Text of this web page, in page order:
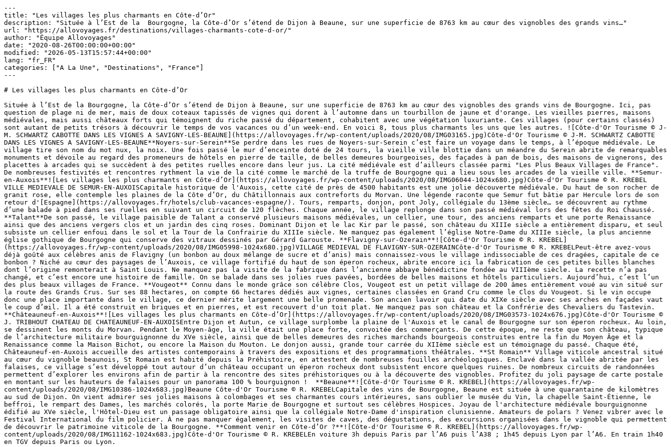
---
title: "Les villages les plus charmants en Côte-d’Or"
description: "Située à l’Est de la  Bourgogne, la Côte-d’Or s’étend de Dijon à Beaune, sur une superficie de 8763 km au cœur des vignobles des grands vins…"
url: "https://allovoyages.fr/destinations/villages-charmants-cote-d-or/"
author: "Équipe Allovoyages"
date: "2020-08-26T00:00:00+00:00"
modified: "2026-05-13T15:57:44+00:00"
lang: "fr_FR"
categories: ["A La Une", "Destinations", "France"]
---
# Les villages les plus charmants en Côte-d’Or
Située à l’Est de la Bourgogne, la Côte-d’Or s’étend de Dijon à Beaune, sur une superficie de 8763 km au cœur des vignobles des grands vins de Bourgogne. Ici, pas
question de plage ni de mer, mais de doux coteaux tapissés de vignes qui dorent à l’automne dans un tourbillon de jaune et d'orange. Les vieilles pierres, maisons
médiévales, mais aussi châteaux forts qui témoignent du riche passé du département, cohabitent avec une végétation luxuriante. Ces villages (pour certains classés)
sont autant de petits trésors à découvrir le temps de vos vacances ou d’un week-end. En voici 8, tous plus charmants les uns que les autres. ![Côte-d'Or Tourisme © J-
M. SCHWARTZ CABOTTE DANS LES VIGNES A SAVIGNY-LES-BEAUNE](https://allovoyages.fr/wp-content/uploads/2020/08/IMG03165.jpg)Côte-d'Or Tourisme © J-M. SCHWARTZ CABOTTE
DANS LES VIGNES A SAVIGNY-LES-BEAUNE**Noyers-sur-Serein**Se perdre dans les rues de Noyers-sur-Serein c’est faire un voyage dans le temps, à l’époque médiévale. Le
village tire son nom du mot nux, la noix. Une fois passé le mur d’enceinte doté de 24 tours, la vieille ville blottie dans un méandre du Serein abrite de remarquables
monuments et dévoile au regard des promeneurs de hôtels en pierre de taille, de belles demeures bourgeoises, des façades à pan de bois, des maisons de vignerons, des
placettes à arcades qui se succèdent à des petites ruelles encore dans leur jus. La cité médiévale est d’ailleurs classée parmi "Les Plus Beaux Villages de France".
De nombreuses festivités et rencontres rythment la vie de la cité comme le marché de la truffe de Bourgogne qui a lieu sous les arcades de la vieille ville. **Semur-
en-Auxois**![Les villages les plus charmants en Côte-d’Or](https://allovoyages.fr/wp-content/uploads/2020/08/IMG06044-1024x680.jpg)Côte-d'Or Tourisme © R. KREBEL
VILLE MEDIEVALE DE SEMUR-EN-AUXOISCapitale historique de l'Auxois, cette cité de près de 4500 habitants est une jolie découverte médiévale. Du haut de son rocher de
granit rose, elle contemple les plaines de la Côte d’Or, du Châtillonnais aux contreforts du Morvan. Une légende raconte que Semur fut bâtie par Hercule lors de son
retour d'[Espagne](https://allovoyages.fr/hotels/club-vacances-espagne/). Tours, remparts, donjon, pont Joly, collégiale du 13ème siècle… se découvrent au rythme
d’une balade à pied dans ses ruelles en suivant un circuit de 120 flèches. Chaque année, le village replonge dans son passé médiéval lors des fêtes du Roi Chaussé.
**Talant**De son passé, le village paisible de Talant a conservé plusieurs maisons médiévales, un cellier, une tour, des anciens remparts et une porte Renaissance
ainsi que des anciens vergers clos et un jardin des cinq roses. Dominant Dijon et le lac Kir par le passé, son château du XIIIe siècle a entièrement disparu, et seul
subsiste un cellier enfoui dans le sol et la Tour de la Confrairie du XIIIe siècle. Ne manquez pas également l’église Notre-Dame du XIIIe siècle, la plus ancienne
église gothique de Bourgogne qui conserve des vitraux dessinés par Gérard Garouste. **Flavigny-sur-Ozerain**![Côte-d'Or Tourisme © R. KREBEL]
(https://allovoyages.fr/wp-content/uploads/2020/08/IMG05998-1024x680.jpg)VILLAGE MEDIEVAL DE FLAVIGNY-SUR-OZERAINCôte-d'Or Tourisme © R. KREBELPeut-être avez-vous
déjà goûté aux célèbres anis de Flavigny (un bonbon au doux mélange de sucre et d’anis) mais connaissez-vous le village indissociable de ces dragées, capitale de ce
bonbon ? Niché au cœur des paysages de l’Auxois, ce village fortifié du haut de son éperon rocheux, abrite encore ici la fabrication de ces petites billes blanches
dont l’origine remonterait à Saint Louis. Ne manquez pas la visite de la fabrique dans l’ancienne abbaye bénédictine fondée au VIIIème siècle. La recette n’a pas
changé, et c’est encore une histoire de famille. On se balade dans ses jolies rues pavées, bordées de belles maisons et hôtels particuliers. Aujourd’hui, c’est l’un
des plus beaux villages de France. **Vougeot** Connu dans le monde grâce son célèbre Clos, Vougeot est un petit village de 200 âmes entièrement voué au vin situé sur
la route des Grands Crus. Sur ses 88 hectares, on compte 66 hectares dédiés aux vignes, certaines classées en Grand Cru comme le Clos du Vougeot. Si le vin occupe
donc une place importante dans le village, ce dernier mérite largement une belle promenade. Son ancien lavoir qui date du XIXe siècle avec ses arches en façades vaut
le coup d’œil. Il a été construit en briques et en pierres, et est recouvert d'un toit plat. Ne manquez pas son château et la Confrérie des Chevaliers du Tastevin.
**Châteauneuf-en-Auxois**![Les villages les plus charmants en Côte-d’Or](https://allovoyages.fr/wp-content/uploads/2020/08/IMG03573-1024x676.jpg)Côte-d'Or Tourisme ©
J. TRIBHOUT CHATEAU DE CHATEAUNEUF-EN-AUXOISEntre Dijon et Autun, ce village surplombe la plaine de l'Auxois et le canal de Bourgogne sur son éperon rocheux. Au loin,
se dessinent les monts du Morvan. Pendant le Moyen-âge, la ville était une place forte, convoitée des commerçants. De cette époque, ne reste que son château, typique
de l’architecture militaire bourguignonne du XVe siècle, ainsi que de belles demeures des riches marchands bourgeois construites entre la fin du Moyen Âge et la
Renaissance comme la Maison Bichot, ou encore la Maison du Mouton. Le donjon aussi, grande tour carrée du XIIème siècle est un témoignage du passé. Chaque été,
Châteauneuf-en-Auxois accueille des artistes contemporains à travers des expositions et des programmations théâtrales. **St Romain** Village viticole ancestral situé
au cœur du vignoble beaunois, St Romain est habité depuis la Préhistoire, en attestent de nombreuses fouilles archéologiques. Enclavé dans la vallée abritée par les
falaises, ce village s’est développé tout autour d’un château occupant un éperon rocheux dont subsistent encore quelques ruines. De nombreux circuits de randonnées
permettent d’explorer les environs afin de partir à la rencontre des sites préhistoriques ou à la découverte des vignobles. Profitez du joli paysage de carte postale
en montant sur les hauteurs de falaises pour un panorama 100 % bourguignon !  **Beaune**![Côte-d'Or Tourisme © R. KREBEL](https://allovoyages.fr/wp-
content/uploads/2020/08/IMG10386-1024x683.jpg)Beaune Côte-d'Or Tourisme © R. KREBELCapitale des vins de Bourgogne, Beaune est située à une quarantaine de kilomètres
au sud de Dijon. On vient admirer ses jolies maisons à colombages et ses charmantes cours intérieures, sans oublier le musée du Vin, la chapelle Saint-Étienne, le
beffroi, le rempart des Dames, les marchés colorés, la porte Marie de Bourgogne et surtout ses célèbres Hospices. Joyau de l'architecture médiévale bourguignonne
édifié au XVe siècle, l'Hôtel-Dieu est un passage obligatoire ainsi que la collégiale Notre-Dame d'inspiration clunisienne. Amateurs de polars ? Venez vibrer avec le
Festival International du film policier. À ne pas manquer également, les visites de caves, des dégustations, des excursions organisées dans le vignoble qui permettent
de découvrir le patrimoine viticole de la Bourgogne. **Comment venir en Côte-d’Or ?**![Côte-d'Or Tourisme © R. KREBEL](https://allovoyages.fr/wp-
content/uploads/2020/08/IMG11162-1024x683.jpg)Côte-d'Or Tourisme © R. KREBELEn voiture 3h depuis Paris par l’A6 puis l’A38 ; 1h45 depuis Lyon par l’A6. En train 1h40
en TGV depuis Paris ou Lyon.